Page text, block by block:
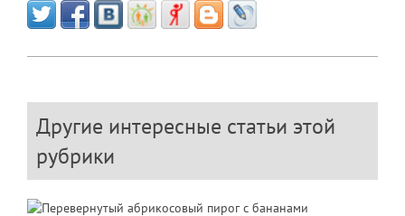
Другие интересные статьи этой
рубрики